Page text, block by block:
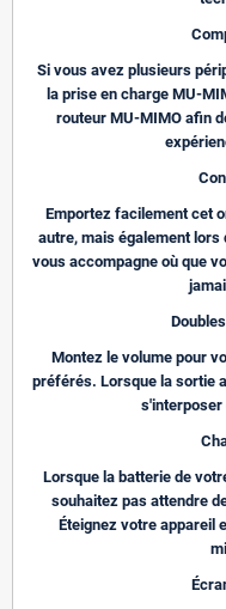
Si vous avez plusieurs
la prise en charge MU-
routeur MU-MIMO afin
Emportez facilement cet
autre, mais également lors
vous accompagne où que
Montez le volume pour
préférés. Lorsque la sortie
s'interposer
Lorsque la batterie de
souhaitez pas attendre
Éteignez votre appareil